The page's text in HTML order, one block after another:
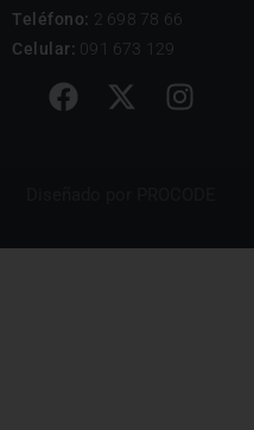
Teléfono: 2 698 78 66
Celular: 091 673 129